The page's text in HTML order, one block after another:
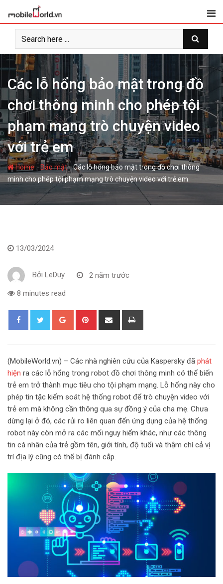
t
o
o
n
t
e
n
t
Các lỗ hổng bảo mật trong đồ
chơi thông minh cho phép tội
phạm mạng trò chuyện video
với trẻ em
Home-Bảo mật-Các lỗ hổng bảo mật trong đồ chơi thông
minh cho phép tội phạm mạng trò chuyện video với trẻ em
13/03/2024
Bởi LeDuy 2 năm trước
8 minutes read
o
l
e
+
i
e
r
e
s
t
h
e
v
i
a
E
m
a
i
r
t
(MobileWorld.vn) – Các nhà nghiên cứu của Kaspersky đã phát
hiện ra các lỗ hổng trong robot đồ chơi thông minh có thể biến
trẻ em trở thành mục tiêu cho tội phạm mạng. Lỗ hổng này cho
phép tin tặc kiểm soát hệ thống robot để trò chuyện video với
trẻ em mà không cần thông qua sự đồng ý của cha mẹ. Chưa
dừng lại ở đó, các rủi ro liên quan đến ứng dụng của hệ thống
robot này còn mở ra các mối nguy hiểm khác, như các thông
tin cá nhân của trẻ gồm tên, giới tính, độ tuổi và thậm chí cả vị
trí địa lý cũng có thể bị đánh cắp.